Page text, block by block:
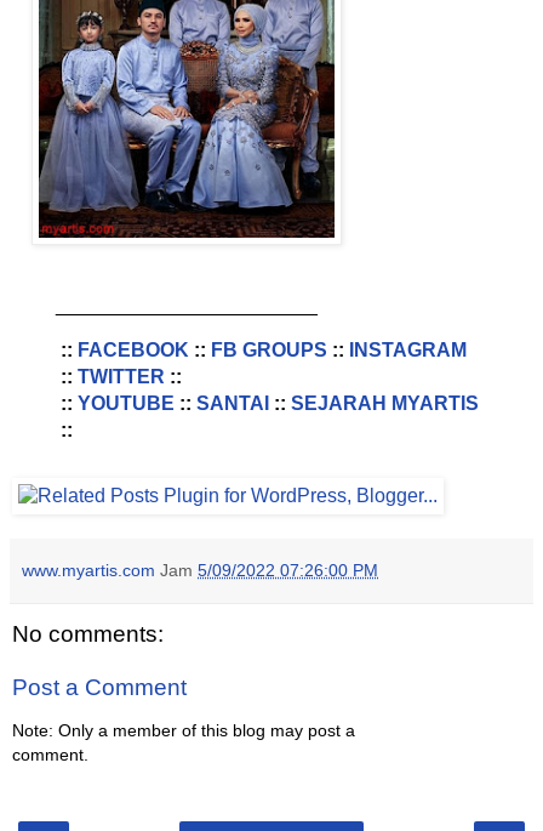
:: FACEBOOK :: FB GROUPS ::
INSTAGRAM
:: TWITTER ::
:: YOUTUBE :: SANTAI :: SEJARAH MYARTIS
::
www.myartis.com Jam 5/09/2022 07:26:00 PM
No comments:
Post a Comment
Note: Only a member of this blog may post a
comment.